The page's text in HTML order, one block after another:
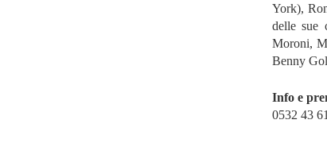
York),
delle sue
Moroni,
Benny
Info e
0532 43